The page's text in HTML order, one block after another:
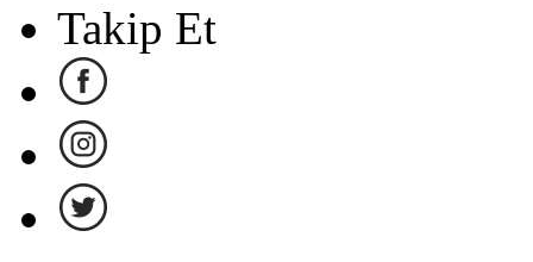
Takip Et